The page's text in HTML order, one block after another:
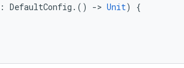
: DefaultConfig .() -> Unit)
{